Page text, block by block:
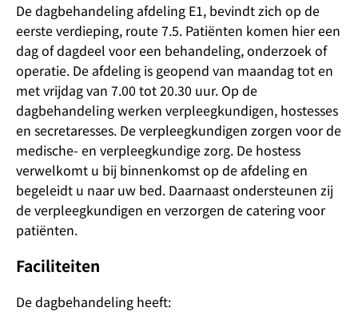
De dagbehandeling afdeling E1, bevindt zich op de
eerste verdieping, route 7.5. Patiënten komen hier een
dag of dagdeel voor een behandeling, onderzoek of
operatie. De afdeling is geopend van maandag tot en
met vrijdag van 7.00 tot 20.30 uur. Op de
dagbehandeling werken verpleegkundigen, hostesses
en secretaresses. De verpleegkundigen zorgen voor de
medische- en verpleegkundige zorg. De hostess
verwelkomt u bij binnenkomst op de afdeling en
begeleidt u naar uw bed. Daarnaast ondersteunen zij
de verpleegkundigen en verzorgen de catering voor
patiënten.
Faciliteiten
De dagbehandeling heeft: